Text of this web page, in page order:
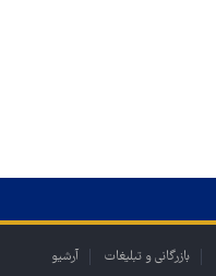
بازرگانی و تبلیغات آرشیو